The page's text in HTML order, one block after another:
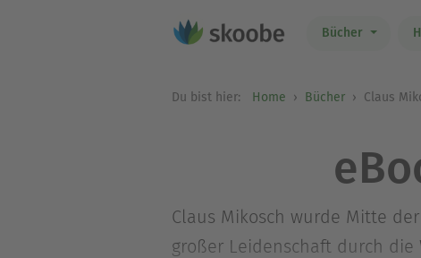
Bücher
Du bist hier: Home Bücher Claus
Claus Mikosch wurde Mitte
großer Leidenschaft durch